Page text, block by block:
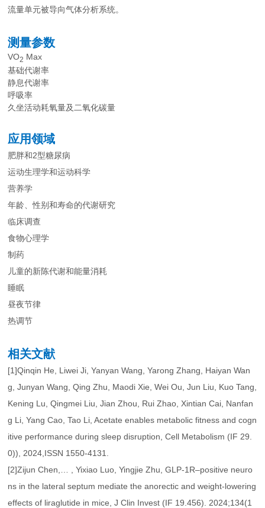
流量单元被导向气体分析系统。
测量参数
VO2 Max
基础代谢率
静息代谢率
呼吸率
久坐活动耗氧量及二氧化碳量
应用领域
肥胖和2型糖尿病
运动生理学和运动科学
营养学
年龄、性别和寿命的代谢研究
临床调查
食物心理学
制药
儿童的新陈代谢和能量消耗
睡眠
昼夜节律
热调节
相关文献
[1]Qinqin He, Liwei Ji, Yanyan Wang, Yarong Zhang, Haiyan Wan
g, Junyan Wang, Qing Zhu, Maodi Xie, Wei Ou, Jun Liu, Kuo Tang,
Kening Lu, Qingmei Liu, Jian Zhou, Rui Zhao, Xintian Cai, Nanfan
g Li, Yang Cao, Tao Li, Acetate enables metabolic fitness and cogn
itive performance during sleep disruption, Cell Metabolism (IF 29.
0)), 2024,ISSN 1550-4131.
[2]Zijun Chen,… , Yixiao Luo, Yingjie Zhu, GLP-1R–positive neuro
ns in the lateral septum mediate the anorectic and weight-lowering
effects of liraglutide in mice, J Clin Invest (IF 19.456). 2024;134(1